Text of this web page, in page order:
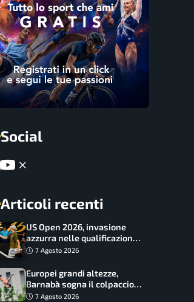
Social
Articoli recenti
US Open 2026, invasione
azzurra nelle qualificazioni:
17 italiani a caccia del main
7 Agosto 2026
Europei grandi altezze,
Barnabà sogna il colpaccio:
è leader a metà gara, Baraldi
7 Agosto 2026